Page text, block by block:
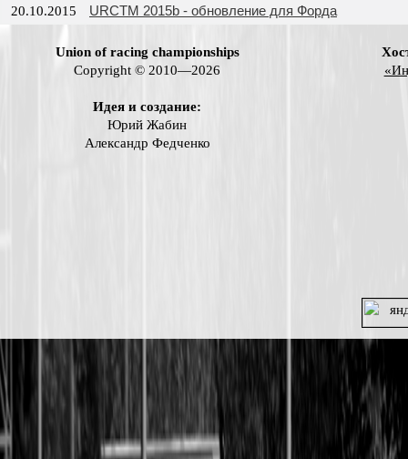
20.10.2015 URCTM 2015b - обновление для Форда
Union of racing championships
Copyright © 2010—2026
Идея и создание:
Юрий Жабин
Александр Федченко